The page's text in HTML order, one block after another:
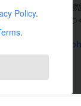
ジェット
域活性化
Policy.
.
私たちは、動
しています